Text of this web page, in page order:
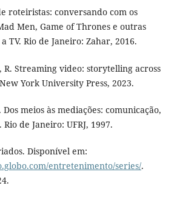
roteiristas: conversando com os
Men, Game of Thrones e outras
TV. Rio de Janeiro: Zahar, 2016.
R. Streaming video: storytelling across
York University Press, 2023.
Dos meios às mediações: comunicação,
de Janeiro: UFRJ, 1997.
Disponível em:
entretenimento/series/.